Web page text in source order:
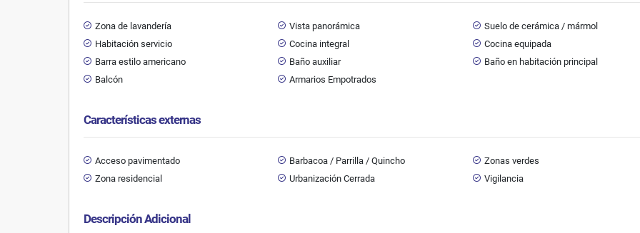
Zona de lavandería Vista panorámica
Suelo de cerámica / mármol
Habitación servicio
Cocina integral
Cocina equipada
Barra estilo americano
Baño auxiliar
Baño en habitación principal
Balcón
Armarios Empotrados
Características externas
Acceso pavimentado Barbacoa / Parrilla / Quincho
Zonas verdes
Zona residencial
Urbanización Cerrada Vigilancia
Descripción Adicional